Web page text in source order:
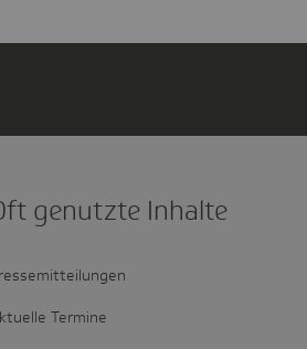
genutzte Inhalte
Termine